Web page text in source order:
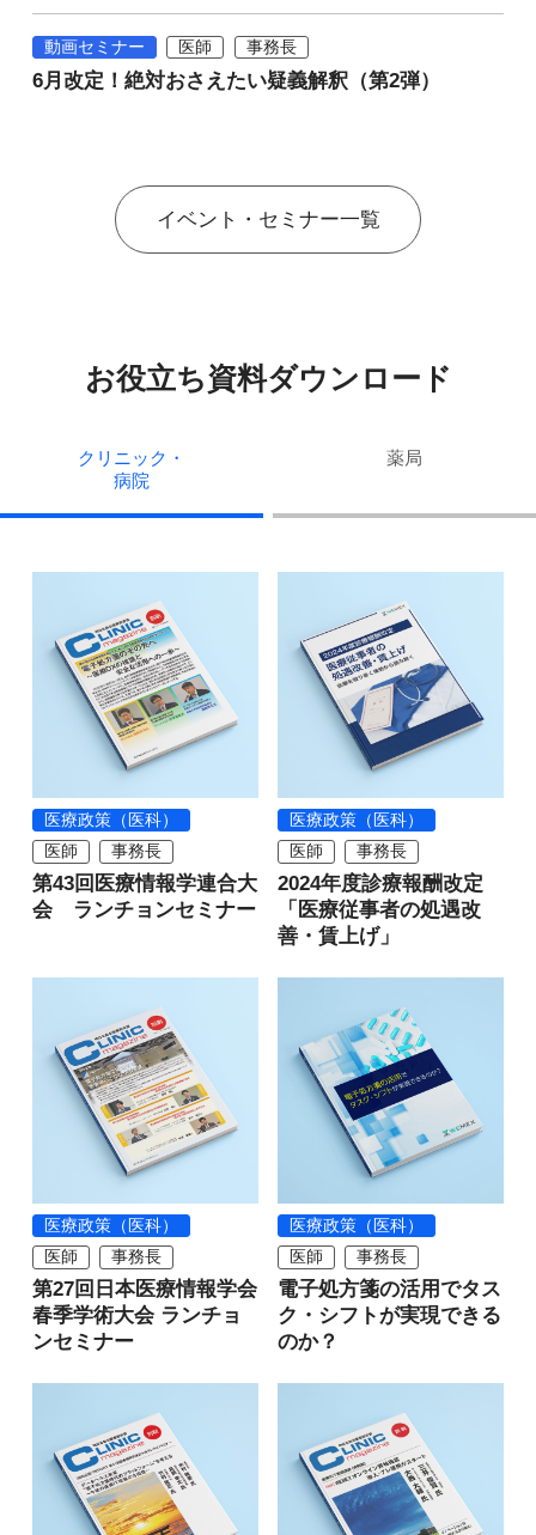
動画セミナー 医師 事務長
6月改定！絶対おさえたい疑義解釈（第2弾）
イベント・セミナー一覧
お役立ち資料ダウンロード
クリニック・
病院
薬局
医療政策（医科）
医師
事務長
第43回医療情報学連合大
会 ランチョンセミナー
医療政策（医科）
医師
事務長
2024年度診療報酬改定
「医療従事者の処遇改
善・賃上げ」
医療政策（医科）
医師
事務長
第27回日本医療情報学会
春季学術大会 ランチョ
ンセミナー
医療政策（医科）
医師
事務長
電子処方箋の活用でタス
ク・シフトが実現できる
のか？